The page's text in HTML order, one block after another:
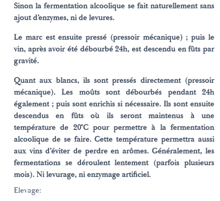
Sinon la fermentation alcoolique se fait naturellement sans
ajout d’enzymes, ni de levures.
Le marc est ensuite pressé (pressoir mécanique) ; puis le
vin, après avoir été débourbé 24h, est descendu en fûts par
gravité.
Quant aux blancs, ils sont pressés directement (pressoir
mécanique). Les moûts sont débourbés pendant 24h
également ; puis sont enrichis si nécessaire. Ils sont ensuite
descendus en fûts où ils seront maintenus à une
température de 20°C pour permettre à la fermentation
alcoolique de se faire. Cette température permettra aussi
aux vins d’éviter de perdre en arômes. Généralement, les
fermentations se déroulent lentement (parfois plusieurs
mois). Ni levurage, ni enzymage artificiel.
Elevage: